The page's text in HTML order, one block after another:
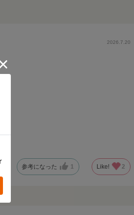
2026.7.20
参考になった 1 Like! 2